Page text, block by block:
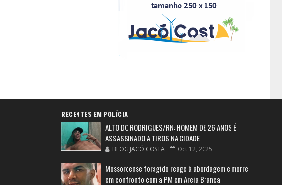
RECENTES EM POLÍCIA
ALTO DO RODRIGUES/RN: HOMEM DE 26 ANOS É
ASSASSINADO A TIROS NA CIDADE
BLOG JACÓ COSTA Oct 12, 2025
Mossoroense foragido reage à abordagem e morre
em confronto com a PM em Areia Branca